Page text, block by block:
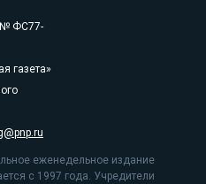
№ ФС77-
газета»
еженедельное издание
с 1997 года. Учредители